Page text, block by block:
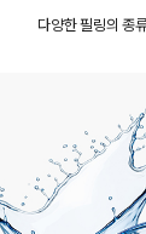
다양한 필링의 종